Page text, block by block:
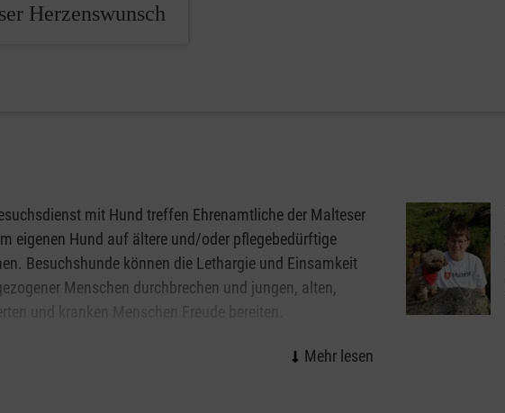
Herzenswunsch
mit Hund treffen Ehrenamtliche der Malteser
eigenen Hund auf ältere und/oder pflegebedürftige
Besuchshunde können die Lethargie und Einsamkeit
Menschen durchbrechen und jungen, alten,
und kranken Menschen Freude bereiten.
Ihr Hund haben Lust auf eine ehrenamtliche Mitarbeit beim
Hunden gut vorstellen können? Dann kontaktieren Sie